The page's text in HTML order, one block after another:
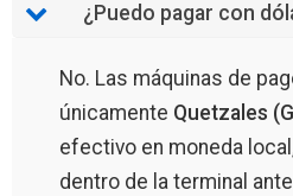
¿Puedo pagar con
No. Las máquinas de
únicamente Quetzales
efectivo en moneda
dentro de la terminal